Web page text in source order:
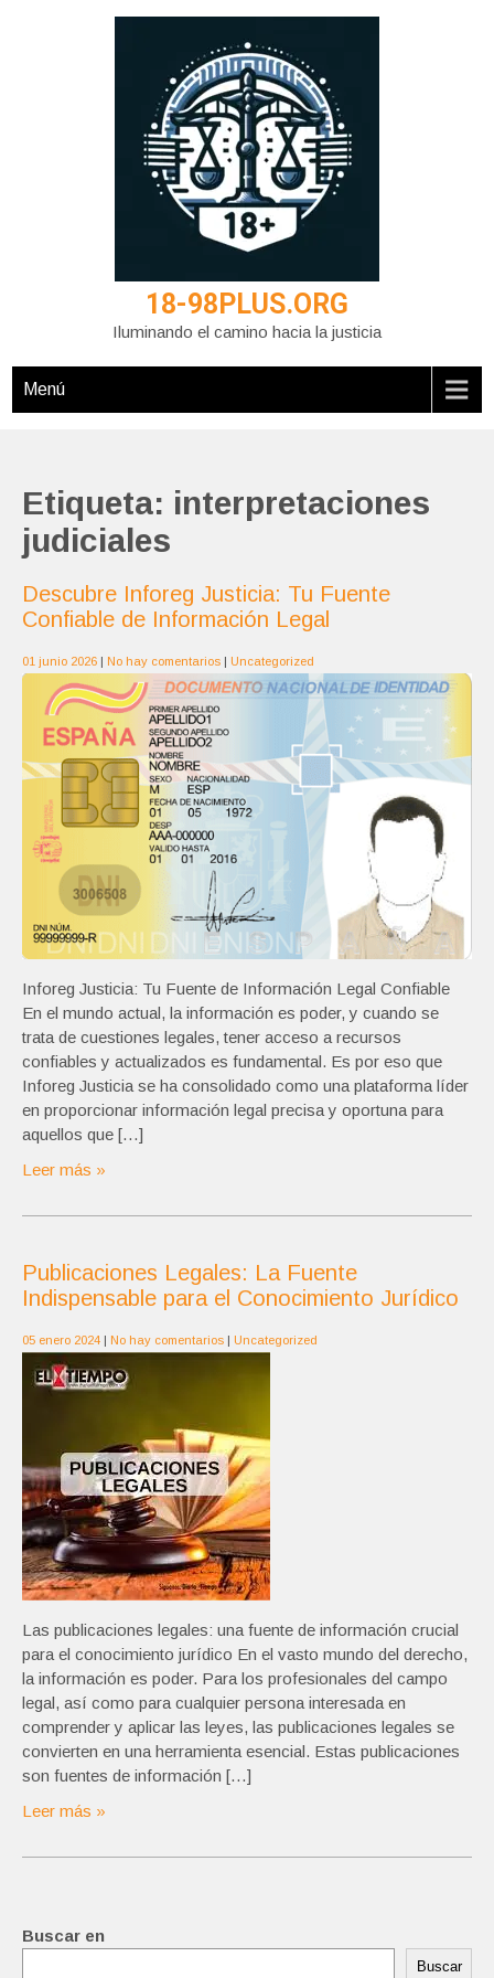
18-98PLUS.ORG
Iluminando el camino hacia la justicia
Menú
Etiqueta: interpretaciones
judiciales
Descubre Inforeg Justicia: Tu Fuente
Confiable de Información Legal
01 junio 2026 | No hay comentarios | Uncategorized
Inforeg Justicia: Tu Fuente de Información Legal Confiable
En el mundo actual, la información es poder, y cuando se
trata de cuestiones legales, tener acceso a recursos
confiables y actualizados es fundamental. Es por eso que
Inforeg Justicia se ha consolidado como una plataforma líder
en proporcionar información legal precisa y oportuna para
aquellos que […]
Leer más »
Publicaciones Legales: La Fuente
Indispensable para el Conocimiento Jurídico
05 enero 2024 No hay comentarios Uncategorized
Las publicaciones legales: una fuente de información crucial
para el conocimiento jurídico En el vasto mundo del derecho,
la información es poder. Para los profesionales del campo
legal, así como para cualquier persona interesada en
comprender y aplicar las leyes, las publicaciones legales se
convierten en una herramienta esencial. Estas publicaciones
son fuentes de información […]
Leer más »
Buscar en
Buscar